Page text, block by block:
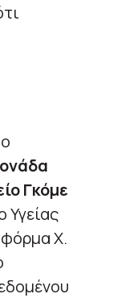
Γκόμε
Υγείας
Χ.